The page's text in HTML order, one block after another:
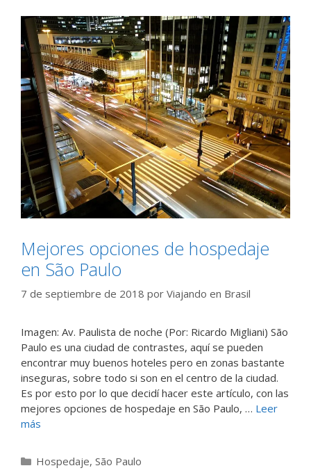
Mejores opciones de hospedaje
en São Paulo
7 de septiembre de 2018 por Viajando en Brasil
Imagen: Av. Paulista de noche (Por: Ricardo Migliani) São
Paulo es una ciudad de contrastes, aquí se pueden
encontrar muy buenos hoteles pero en zonas bastante
inseguras, sobre todo si son en el centro de la ciudad.
Es por esto por lo que decidí hacer este artículo, con las
mejores opciones de hospedaje en São Paulo, … Leer
más
Categorías
Hospedaje, São Paulo